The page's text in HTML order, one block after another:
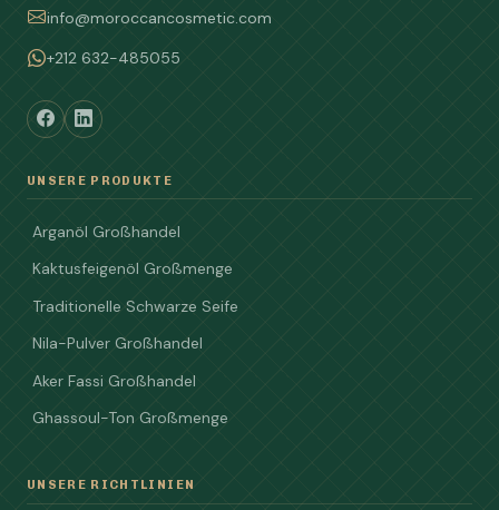
info@moroccancosmetic.com
+212 632-485055
UNSERE PRODUKTE
Arganöl Großhandel
Kaktusfeigenöl Großmenge
Traditionelle Schwarze Seife
Nila-Pulver Großhandel
Aker Fassi Großhandel
Ghassoul-Ton Großmenge
UNSERE RICHTLINIEN